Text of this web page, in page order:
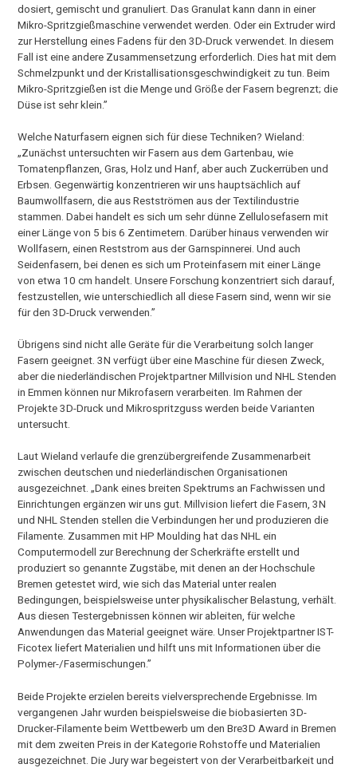
dosiert, gemischt und granuliert. Das Granulat kann dann in einer
Mikro-Spritzgießmaschine verwendet werden. Oder ein Extruder wird
zur Herstellung eines Fadens für den 3D-Druck verwendet. In diesem
Fall ist eine andere Zusammensetzung erforderlich. Dies hat mit dem
Schmelzpunkt und der Kristallisationsgeschwindigkeit zu tun. Beim
Mikro-Spritzgießen ist die Menge und Größe der Fasern begrenzt; die
Düse ist sehr klein.”
Welche Naturfasern eignen sich für diese Techniken? Wieland:
„Zunächst untersuchten wir Fasern aus dem Gartenbau, wie
Tomatenpflanzen, Gras, Holz und Hanf, aber auch Zuckerrüben und
Erbsen. Gegenwärtig konzentrieren wir uns hauptsächlich auf
Baumwollfasern, die aus Restströmen aus der Textilindustrie
stammen. Dabei handelt es sich um sehr dünne Zellulosefasern mit
einer Länge von 5 bis 6 Zentimetern. Darüber hinaus verwenden wir
Wollfasern, einen Reststrom aus der Garnspinnerei. Und auch
Seidenfasern, bei denen es sich um Proteinfasern mit einer Länge
von etwa 10 cm handelt. Unsere Forschung konzentriert sich darauf,
festzustellen, wie unterschiedlich all diese Fasern sind, wenn wir sie
für den 3D-Druck verwenden.”
Übrigens sind nicht alle Geräte für die Verarbeitung solch langer
Fasern geeignet. 3N verfügt über eine Maschine für diesen Zweck,
aber die niederländischen Projektpartner Millvision und NHL Stenden
in Emmen können nur Mikrofasern verarbeiten. Im Rahmen der
Projekte 3D-Druck und Mikrospritzguss werden beide Varianten
untersucht.
Laut Wieland verlaufe die grenzübergreifende Zusammenarbeit
zwischen deutschen und niederländischen Organisationen
ausgezeichnet. „Dank eines breiten Spektrums an Fachwissen und
Einrichtungen ergänzen wir uns gut. Millvision liefert die Fasern, 3N
und NHL Stenden stellen die Verbindungen her und produzieren die
Filamente. Zusammen mit HP Moulding hat das NHL ein
Computermodell zur Berechnung der Scherkräfte erstellt und
produziert so genannte Zugstäbe, mit denen an der Hochschule
Bremen getestet wird, wie sich das Material unter realen
Bedingungen, beispielsweise unter physikalischer Belastung, verhält.
Aus diesen Testergebnissen können wir ableiten, für welche
Anwendungen das Material geeignet wäre. Unser Projektpartner IST-
Ficotex liefert Materialien und hilft uns mit Informationen über die
Polymer-/Fasermischungen.”
Beide Projekte erzielen bereits vielversprechende Ergebnisse. Im
vergangenen Jahr wurden beispielsweise die biobasierten 3D-
Drucker-Filamente beim Wettbewerb um den Bre3D Award in Bremen
mit dem zweiten Preis in der Kategorie Rohstoffe und Materialien
ausgezeichnet. Die Jury war begeistert von der Verarbeitbarkeit und